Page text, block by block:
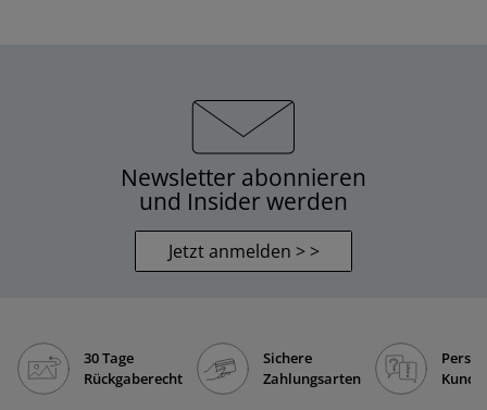
Newsletter abonnieren
und Insider werden
Jetzt anmelden > >
30 Tage
Rückgaberecht
Sichere
Zahlungsarten